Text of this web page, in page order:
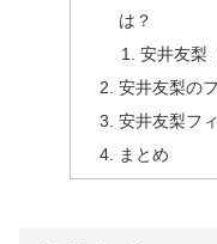
は？
安井友梨
安井友梨の
安井友梨フ
まとめ